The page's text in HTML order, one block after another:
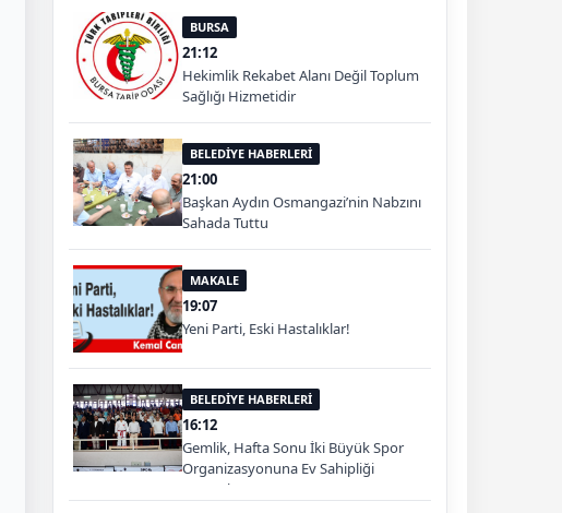
BURSA
21:12
Hekimlik Rekabet Alanı Değil Toplum
Sağlığı Hizmetidir
BELEDİYE HABERLERİ
21:00
Başkan Aydın Osmangazi’nin Nabzını
Sahada Tuttu
MAKALE
19:07
Yeni Parti, Eski Hastalıklar!
BELEDİYE HABERLERİ
16:12
Gemlik, Hafta Sonu İki Büyük Spor
Organizasyonuna Ev Sahipliği
Yapacak